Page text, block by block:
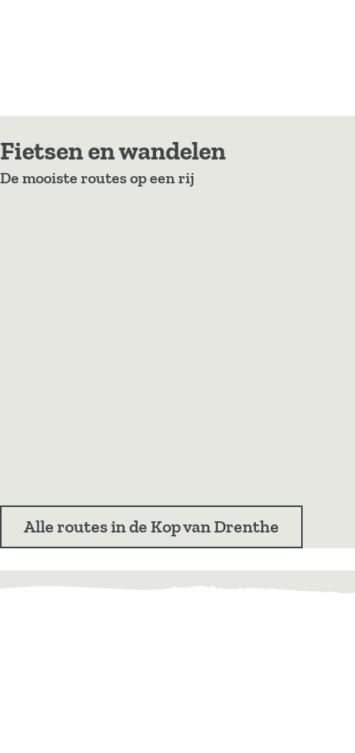
Fietsen en wandelen
De mooiste routes op een rij
Alle routes in de Kop van Drenthe